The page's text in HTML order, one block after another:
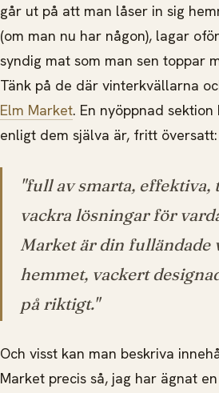
går ut på att man låser in sig
(om man nu har någon), lagar
syndig mat som man sen toppar
Tänk på de där vinterkvällarna
Elm Market. En nyöppnad sektion
enligt dem själva är, fritt översatt:
"full av smarta, effektiva,
vackra lösningar för
Market är din fulländade
hemmet, vackert
på riktigt."
Och visst kan man beskriva
Market precis så, jag har ägnat